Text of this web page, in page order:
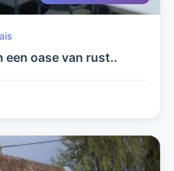
een oase van rust..